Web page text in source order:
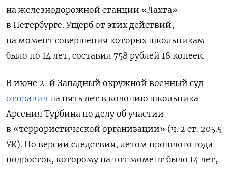
на железнодорожной станции «Лахта»
в Петербурге. Ущерб от этих действий,
на момент совершения которых школьникам
было по 14 лет, составил 758 рублей 18 копеек.
В июне 2-й Западный окружной военный суд
отправил на пять лет в колонию школьника
Арсения Турбина по делу об участии
в «террористической организации» (ч. 2 ст. 205.5
УК). По версии следствия, летом прошлого года
подросток, которому на тот момент было 14 лет,